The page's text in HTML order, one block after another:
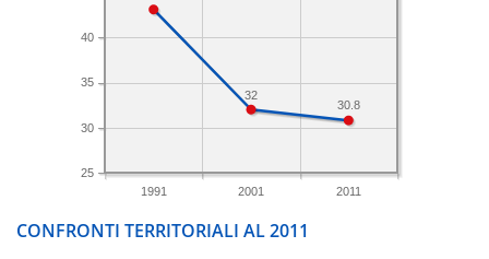
1991 2001 2011
25
30
35
40
30.8
32
CONFRONTI TERRITORIALI AL 2011